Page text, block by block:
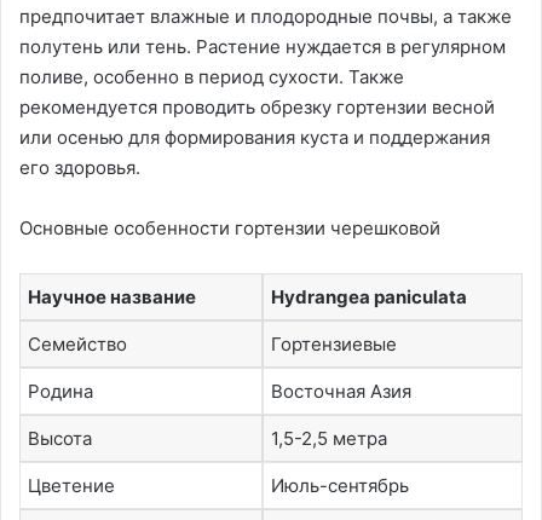
предпочитает влажные и плодородные почвы, а также
полутень или тень. Растение нуждается в регулярном
поливе, особенно в период сухости. Также
рекомендуется проводить обрезку гортензии весной
или осенью для формирования куста и поддержания
его здоровья.
Основные особенности гортензии черешковой
Научное название Hydrangea paniculata
Семейство Гортензиевые
Родина Восточная Азия
Высота 1,5-2,5 метра
Цветение Июль-сентябрь